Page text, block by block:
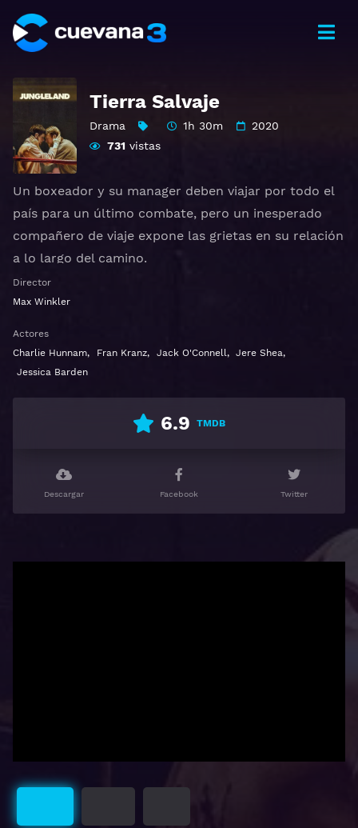
Tierra Salvaje
Drama 1h 30m
2020
731 vistas
Un boxeador y su manager deben viajar por todo el
país para un último combate, pero un inesperado
compañero de viaje expone las grietas en su relación
a lo largo del camino.
Otros títulos:
español latino, subtitulado, castellano
Director
Max Winkler
Actores
Charlie Hunnam, Fran Kranz, Jack O'Connell, Jere Shea,
Jessica Barden
6.9 TMDB
Descargar Facebook Twitter